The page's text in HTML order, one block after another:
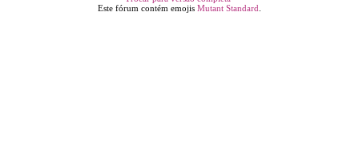
Este fórum contém emojis Mutant Standard